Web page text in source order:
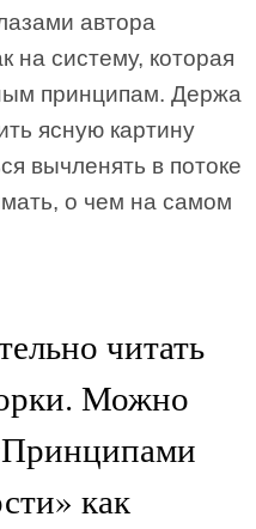
автора
на систему, которая
принципам. Держа
ясную картину
вычленять в потоке
о чем на самом
читать
Можно
как